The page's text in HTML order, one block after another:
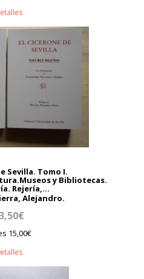
Sevilla. Tomo I.
y Bibliotecas.
Rejería,...
Alejandro.
15,00€